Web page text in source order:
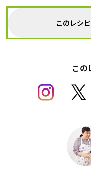
このレシ
この